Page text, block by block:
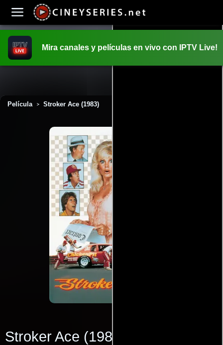
Mira canales y películas en vivo con IPTV Live!
Película > Stroker Ace (1983)
Stroker Ace (1983)